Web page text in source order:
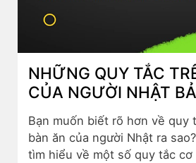
NHỮNG QUY TẮC
CỦA NGƯỜI NHẬT
Bạn muốn biết rõ hơn về quy
bàn ăn của người Nhật ra
tìm hiểu về một số quy tắc cơ